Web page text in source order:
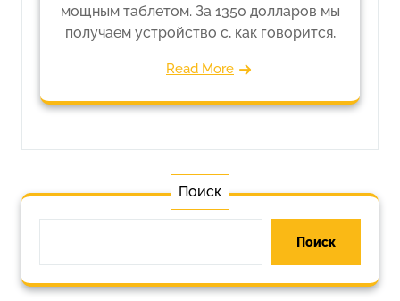
мощным таблетом. За 1350 долларов мы
получаем устройство с, как говорится,
Read More
Поиск
Поиск